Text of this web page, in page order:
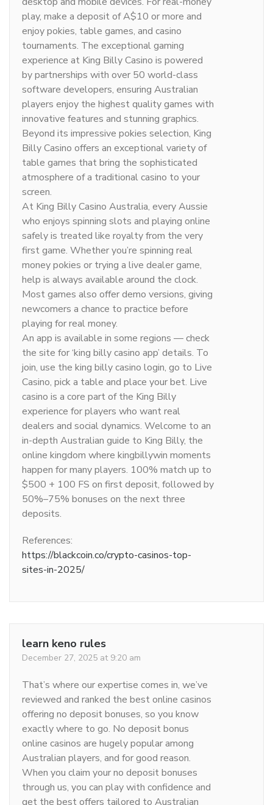
play, make a deposit of A$10 or more and
enjoy pokies, table games, and casino
tournaments. The exceptional gaming
experience at King Billy Casino is powered
by partnerships with over 50 world-class
software developers, ensuring Australian
players enjoy the highest quality games with
innovative features and stunning graphics.
Beyond its impressive pokies selection, King
Billy Casino offers an exceptional variety of
table games that bring the sophisticated
atmosphere of a traditional casino to your
screen.
At King Billy Casino Australia, every Aussie
who enjoys spinning slots and playing online
safely is treated like royalty from the very
first game. Whether you’re spinning real
money pokies or trying a live dealer game,
help is always available around the clock.
Most games also offer demo versions, giving
newcomers a chance to practice before
playing for real money.
An app is available in some regions — check
the site for ‘king billy casino app’ details. To
join, use the king billy casino login, go to Live
Casino, pick a table and place your bet. Live
casino is a core part of the King Billy
experience for players who want real
dealers and social dynamics. Welcome to an
in-depth Australian guide to King Billy, the
online kingdom where kingbillywin moments
happen for many players. 100% match up to
$500 + 100 FS on first deposit, followed by
50%–75% bonuses on the next three
deposits.
References:
https://blackcoin.co/crypto-casinos-top-
sites-in-2025/
learn keno rules
December 27, 2025 at 9:20 am
That’s where our expertise comes in, we’ve
reviewed and ranked the best online casinos
offering no deposit bonuses, so you know
exactly where to go. No deposit bonus
online casinos are hugely popular among
Australian players, and for good reason.
When you claim your no deposit bonuses
through us, you can play with confidence and
get the best offers tailored to Australian